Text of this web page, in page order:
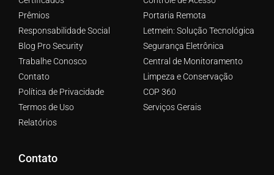
Prêmios
Responsabilidade Social
Blog Pro Security
Trabalhe Conosco
Contato
Política de Privacidade
Termos de Uso
Relatórios
Portaria Remota
Letmein: Solução Tecnológica
Segurança Eletrônica
Central de Monitoramento
Limpeza e Conservação
COP 360
Serviços Gerais
Contato